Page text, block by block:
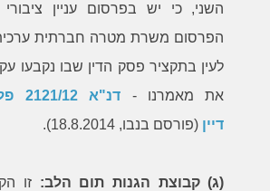
השני, כי יש בפרסום עניין
הפרסום משרת מטרה חברתית
לעין בתקציר פסק הדין שבו נקבעו
את מאמרנו -
דיין (פורסם בנבו, 18.8.2014).
(ג) קבוצת הגנות תום הלב: זו